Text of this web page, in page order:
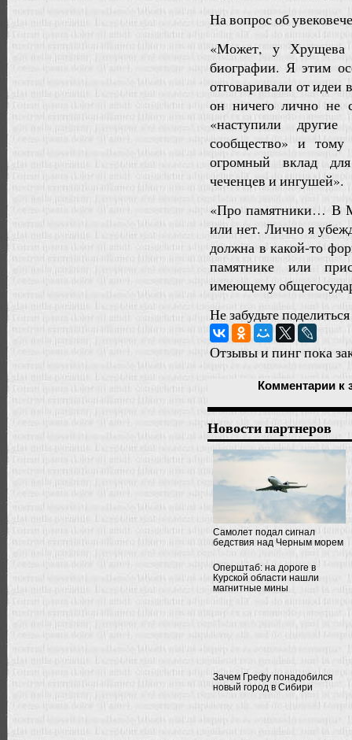
На вопрос об
«Может, у Хрущева
биографии. Я этим
отговаривали от идеи
он ничего лично не
«наступили
сообщество» и
огромный вклад
чеченцев и ингушей».
«Про памятники… В
или нет. Лично я
должна в какой-то
памятнике или
имеющему
Не забудьте
Отзывы и пинг пока
Комментарии к
Новости партнеров
Самолет подал сигнал
бедствия над Черным морем
Оперштаб: на дороге в
Курской области нашли
магнитные мины
Зачем Грефу понадобился
новый город в Сибири